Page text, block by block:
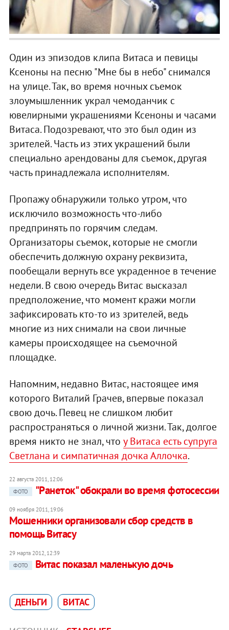
Один из эпизодов клипа Витаса и певицы
Ксеноны на песню "Мне бы в небо" снимался
на улице. Так, во время ночных съемок
злоумышленник украл чемоданчик с
ювелирными украшениями Ксеноны и часами
Витаса. Подозревают, что это был один из
зрителей. Часть из этих украшений были
специально арендованы для съемок, другая
часть принадлежала исполнителям.
Пропажу обнаружили только утром, что
исключило возможность что-либо
предпринять по горячим следам.
Организаторы съемок, которые не смогли
обеспечить должную охрану реквизита,
пообещали вернуть все украденное в течение
недели. В свою очередь Витас высказал
предположение, что момент кражи могли
зафиксировать кто-то из зрителей, ведь
многие из них снимали на свои личные
камеры происходящее на съемочной
площадке.
Напомним, недавно Витас, настоящее имя
которого Виталий Грачев, впервые показал
свою дочь. Певец не слишком любит
распространяться о личной жизни. Так, долгое
время никто не знал, что у Витаса есть супруга
Светлана и симпатичная дочка Аллочка.
22 августа 2011, 12:06
ФОТО
"Ранеток" обокрали во время фотосессии
09 ноября 2011, 19:06
Мошенники организовали сбор средств в
помощь Витасу
29 марта 2012, 12:39
ФОТО
Витас показал маленькую дочь
ДЕНЬГИ ВИТАС